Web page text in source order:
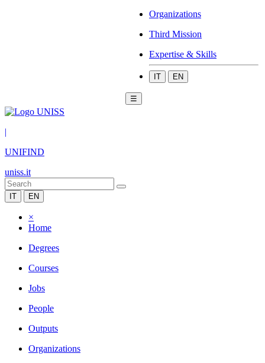
Organizations
Third Mission
Expertise & Skills
IT EN
☰
|
UNIFIND
uniss.it
IT EN
×
Home
Degrees
Courses
Jobs
People
Outputs
Organizations